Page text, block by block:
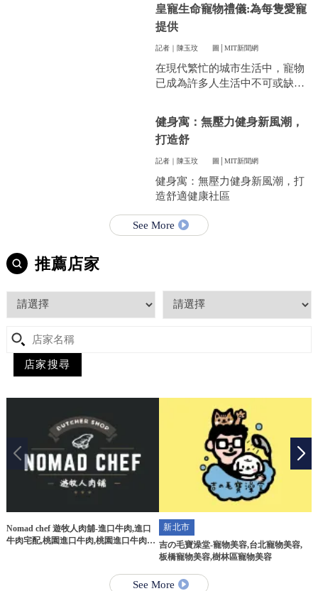
皇寵生命寵物禮儀:為每隻愛寵
提供
記者｜陳玉玟 圖│MIT新聞網
在現代繁忙的城市生活中，寵物
已成為許多人生活中不可或缺的
藉。當愛寵的生命走到盡頭時，
飼主們往往陷入深深的悲傷，而
如何讓他們走得體面、安心，成
的訴求。
健身寓：無壓力健身新風潮，
打造舒
記者｜陳玉玟 圖│MIT新聞網
健身寓：無壓力健身新風潮，打
造舒適健康社區
See More
推薦店家
Nomad chef 遊牧人肉舖-進口牛肉,進口
牛肉宅配,桃園進口牛肉,桃園進口牛肉宅
新北市
吉の毛寶澡堂-寵物美容,台北寵物美容,
板橋寵物美容,樹林區寵物美容
See More